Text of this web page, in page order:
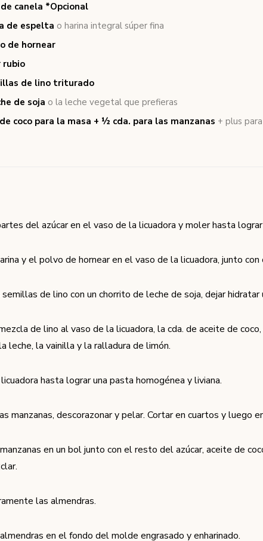
canela *Opcional
de espelta o harina integral súper fina
de hornear
rubio
de lino triturado
de soja o la leche vegetal que prefieras
coco para la masa + ½ cda. para las manzanas + plus
del azúcar en el vaso de la licuadora y moler hasta
y el polvo de hornear en el vaso de la licuadora, junto con
de lino con un chorrito de leche de soja, dejar hidratar
de lino al vaso de la licuadora, la cda. de aceite de
leche, la vainilla y la ralladura de limón.
hasta lograr una pasta homogénea y liviana.
manzanas, descorazonar y pelar. Cortar en cuartos y luego
en un bol junto con el resto del azúcar, aceite de
las almendras.
en el fondo del molde engrasado y enharinado.